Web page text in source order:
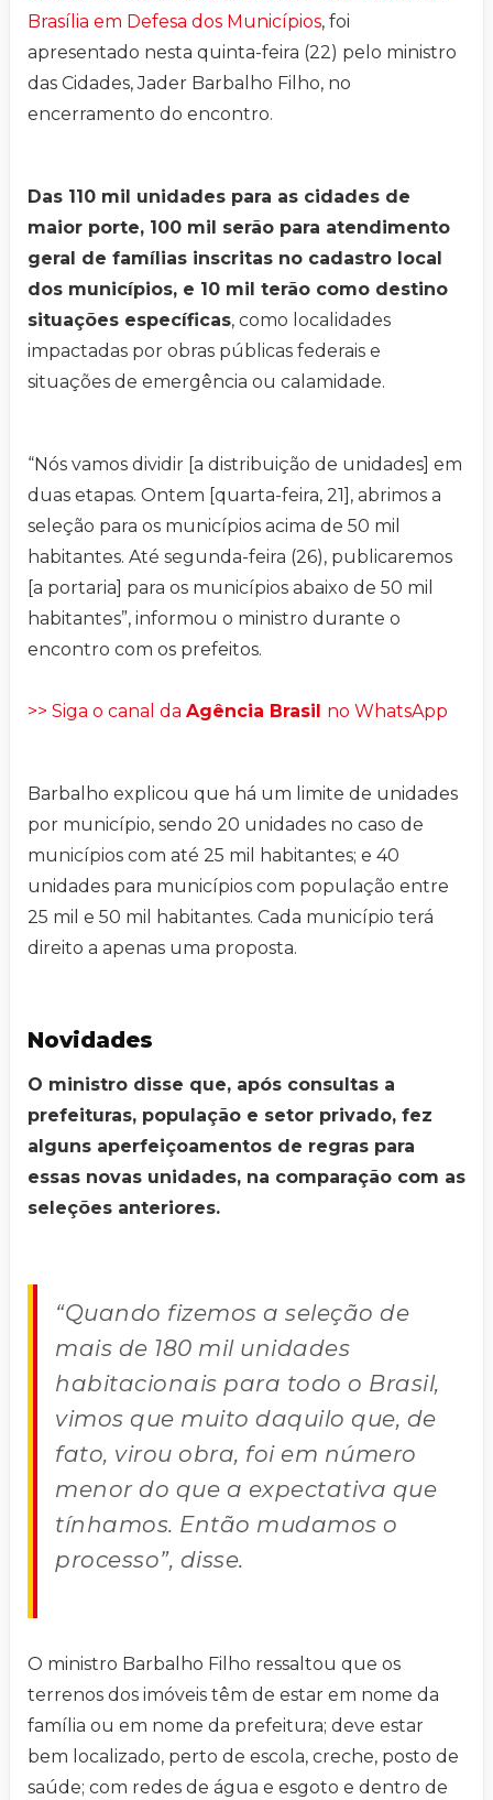
Brasília em Defesa dos Municípios, foi
apresentado nesta quinta-feira (22) pelo ministro
das Cidades, Jader Barbalho Filho, no
encerramento do encontro.
Das 110 mil unidades para as cidades de
maior porte, 100 mil serão para atendimento
geral de famílias inscritas no cadastro local
dos municípios, e 10 mil terão como destino
situações específicas, como localidades
impactadas por obras públicas federais e
situações de emergência ou calamidade.
“Nós vamos dividir [a distribuição de unidades] em
duas etapas. Ontem [quarta-feira, 21], abrimos a
seleção para os municípios acima de 50 mil
habitantes. Até segunda-feira (26), publicaremos
[a portaria] para os municípios abaixo de 50 mil
habitantes”, informou o ministro durante o
encontro com os prefeitos.
>> Siga o canal da Agência Brasil no WhatsApp
Barbalho explicou que há um limite de unidades
por município, sendo 20 unidades no caso de
municípios com até 25 mil habitantes; e 40
unidades para municípios com população entre
25 mil e 50 mil habitantes. Cada município terá
direito a apenas uma proposta.
Novidades
O ministro disse que, após consultas a
prefeituras, população e setor privado, fez
alguns aperfeiçoamentos de regras para
essas novas unidades, na comparação com as
seleções anteriores.
“Quando fizemos a seleção de
mais de 180 mil unidades
habitacionais para todo o Brasil,
vimos que muito daquilo que, de
fato, virou obra, foi em número
menor do que a expectativa que
tínhamos. Então mudamos o
processo”, disse.
O ministro Barbalho Filho ressaltou que os
terrenos dos imóveis têm de estar em nome da
família ou em nome da prefeitura; deve estar
bem localizado, perto de escola, creche, posto de
saúde; com redes de água e esgoto e dentro de